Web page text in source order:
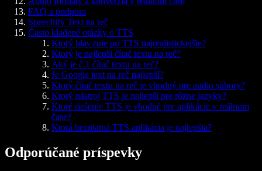
FAQ a podpora
Speechify Text na reč
Často kladené otázky o TTS
Ktorý hlas znie pri TTS najrealistickejšie?
Ktorý je najlepší čítač textu na reč?
Aký je č.1 čítač textu na reč?
Je Google text na reč najlepší?
Ktorý čítač textu na reč je vhodný pre audio súbory?
Ktorý nástroj TTS je najlepší pre rôzne jazyky?
Ktoré riešenie TTS je vhodné pre aplikácie v reálnom
čase?
Ktorá bezplatná TTS aplikácia je najlepšia?
Odporúčané príspevky